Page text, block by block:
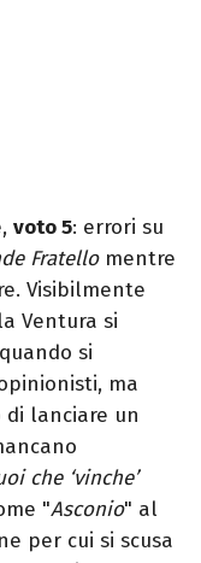
voto 5: errori su
Fratellomentre
Visibilmente
Ventura si
si
ma
lanciare un
che ‘vinche’
"Asconio" al
per cui si scusa